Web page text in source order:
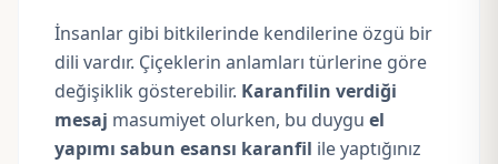
İnsanlar gibi bitkilerinde kendilerine özgü bir
dili vardır. Çiçeklerin anlamları türlerine göre
değişiklik gösterebilir. Karanfilin verdiği
mesaj masumiyet olurken, bu duygu el
yapımı sabun esansı karanfil ile yaptığınız